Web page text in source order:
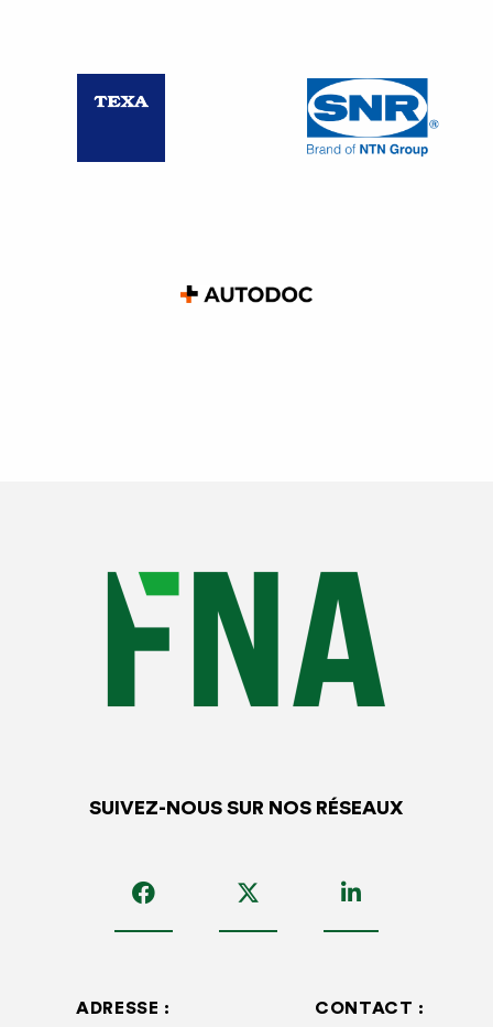
SUIVEZ-NOUS SUR NOS RÉSEAUX
ADRESSE : CONTACT :